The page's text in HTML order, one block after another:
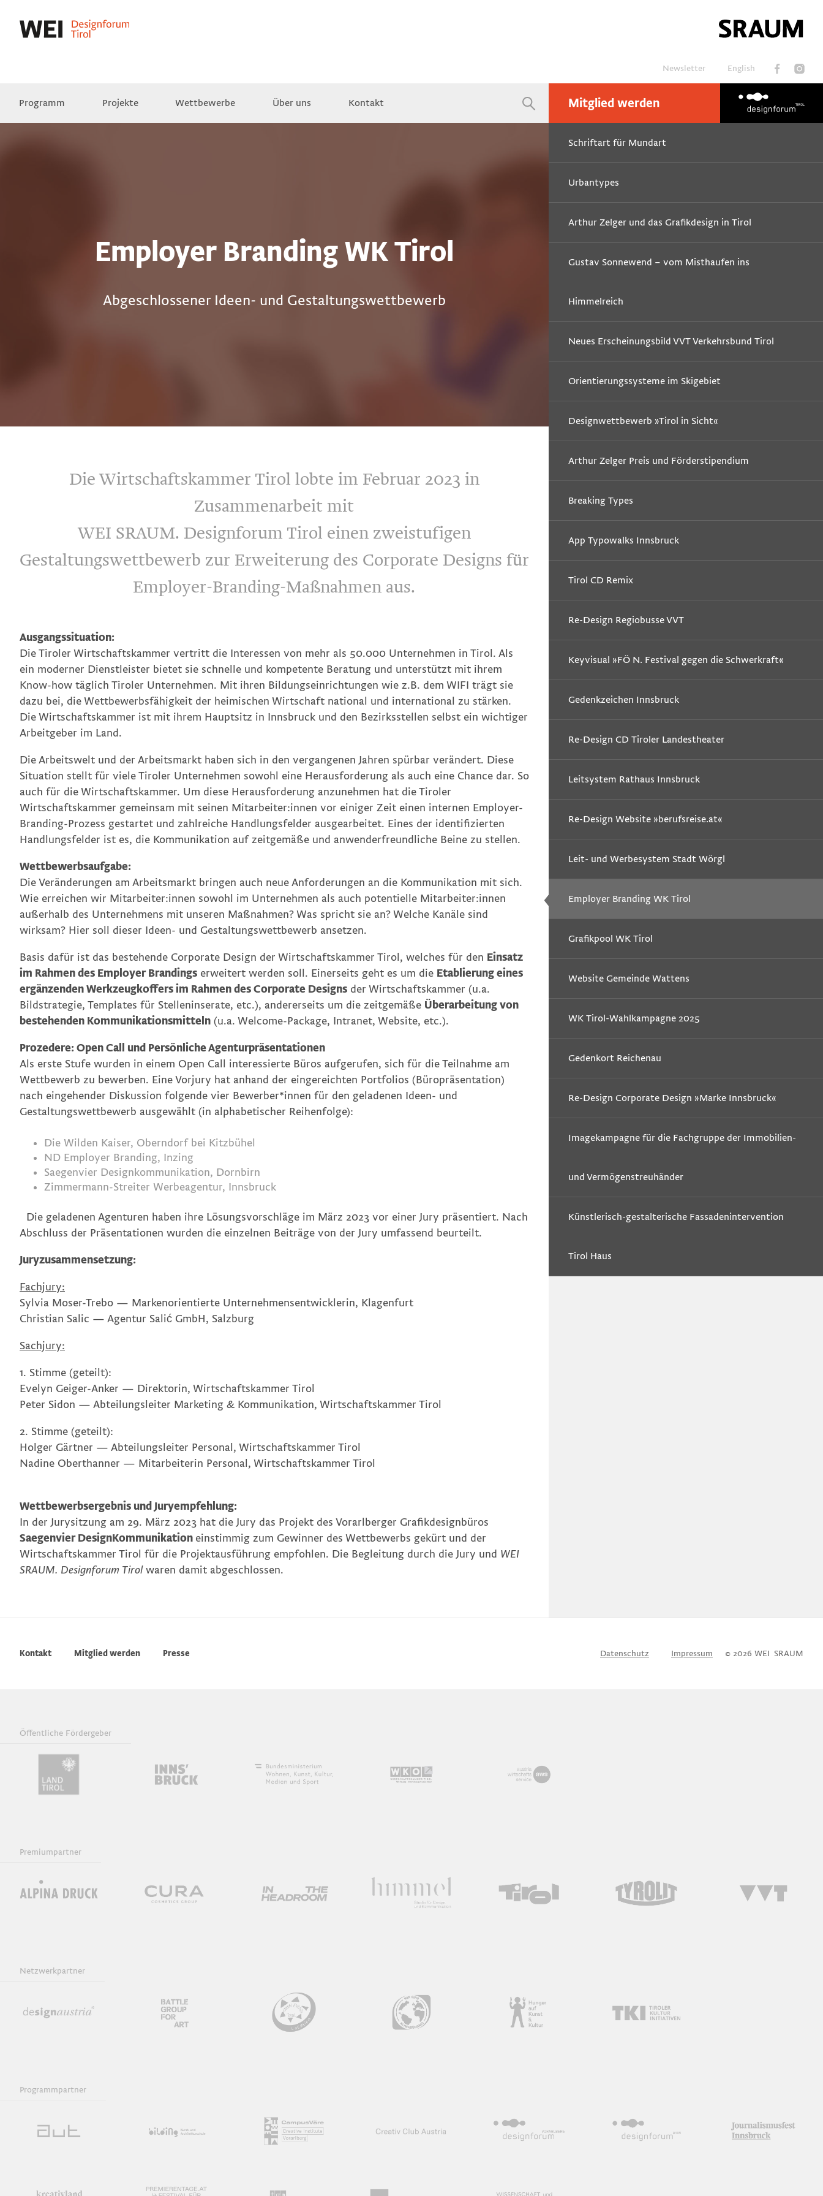
Newsletter English
Programm Projekte Wettbewerbe Über uns Kontakt Mitglied werden
Schriftart für Mundart
Urbantypes
Arthur Zelger und das Grafikdesign in Tirol
Gustav Sonnewend – vom Misthaufen ins
Himmelreich
Neues Erscheinungsbild VVT Verkehrsbund Tirol
Orientierungssysteme im Skigebiet
Designwettbewerb »Tirol in Sicht«
Arthur Zelger Preis und Förderstipendium
Breaking Types
App Typowalks Innsbruck
Tirol CD Remix
Re-Design Regiobusse VVT
Keyvisual »FÖ N. Festival gegen die Schwerkraft«
Gedenkzeichen Innsbruck
Re-Design CD Tiroler Landestheater
Leitsystem Rathaus Innsbruck
Re-Design Website »berufsreise.at«
Leit- und Werbesystem Stadt Wörgl
Employer Branding WK Tirol
Grafikpool WK Tirol
Website Gemeinde Wattens
WK Tirol-Wahlkampagne 2025
Gedenkort Reichenau
Re-Design Corporate Design »Marke Innsbruck«
Imagekampagne für die Fachgruppe der Immobilien-
und Vermögenstreuhänder
Künstlerisch-gestalterische Fassadenintervention
Tirol Haus
Employer Branding WK Tirol
Abgeschlossener Ideen- und Gestaltungswettbewerb
Die Wirtschaftskammer Tirol lobte im Februar 2023 in
Zusammenarbeit mit
WEI SRAUM. Designforum Tirol einen zweistufigen
Gestaltungswettbewerb zur Erweiterung des Corporate Designs für
Employer-Branding-Maßnahmen aus.
Ausgangssituation:
Die Tiroler Wirtschaftskammer vertritt die Interessen von mehr als 50.000 Unternehmen in Tirol. Als
ein moderner Dienstleister bietet sie schnelle und kompetente Beratung und unterstützt mit ihrem
Know-how täglich Tiroler Unternehmen. Mit ihren Bildungseinrichtungen wie z.B. dem WIFI trägt sie
dazu bei, die Wettbewerbsfähigkeit der heimischen Wirtschaft national und international zu stärken.
Die Wirtschaftskammer ist mit ihrem Hauptsitz in Innsbruck und den Bezirksstellen selbst ein wichtiger
Arbeitgeber im Land.
Die Arbeitswelt und der Arbeitsmarkt haben sich in den vergangenen Jahren spürbar verändert. Diese
Situation stellt für viele Tiroler Unternehmen sowohl eine Herausforderung als auch eine Chance dar. So
auch für die Wirtschaftskammer. Um diese Herausforderung anzunehmen hat die Tiroler
Wirtschaftskammer gemeinsam mit seinen Mitarbeiter:innen vor einiger Zeit einen internen Employer-
Branding-Prozess gestartet und zahlreiche Handlungsfelder ausgearbeitet. Eines der identifizierten
Handlungsfelder ist es, die Kommunikation auf zeitgemäße und anwenderfreundliche Beine zu stellen.
Wettbewerbsaufgabe:
Die Veränderungen am Arbeitsmarkt bringen auch neue Anforderungen an die Kommunikation mit sich.
Wie erreichen wir Mitarbeiter:innen sowohl im Unternehmen als auch potentielle Mitarbeiter:innen
außerhalb des Unternehmens mit unseren Maßnahmen? Was spricht sie an? Welche Kanäle sind
wirksam? Hier soll dieser Ideen- und Gestaltungswettbewerb ansetzen.
Basis dafür ist das bestehende Corporate Design der Wirtschaftskammer Tirol, welches für den Einsatz
im Rahmen des Employer Brandingserweitert werden soll. Einerseits geht es um die Etablierung eines
ergänzenden Werkzeugkoffers im Rahmen des Corporate Designsder Wirtschaftskammer (u.a.
Bildstrategie, Templates für Stelleninserate, etc.), andererseits um die zeitgemäße Überarbeitung von
bestehenden Kommunikationsmitteln(u.a. Welcome-Package, Intranet, Website, etc.).
Prozedere: Open Call und Persönliche Agenturpräsentationen
Als erste Stufe wurden in einem Open Call interessierte Büros aufgerufen, sich für die Teilnahme am
Wettbewerb zu bewerben. Eine Vorjury hat anhand der eingereichten Portfolios (Büropräsentation)
nach eingehender Diskussion folgende vier Bewerber*innen für den geladenen Ideen- und
Gestaltungswettbewerb ausgewählt (in alphabetischer Reihenfolge):
Die Wilden Kaiser, Oberndorf bei Kitzbühel
ND Employer Branding, Inzing
Saegenvier Designkommunikation, Dornbirn
Zimmermann-Streiter Werbeagentur, Innsbruck
Die geladenen Agenturen haben ihre Lösungsvorschläge im März 2023 vor einer Jury präsentiert. Nach
Abschluss der Präsentationen wurden die einzelnen Beiträge von der Jury umfassend beurteilt.
Juryzusammensetzung:
Fachjury:
Sylvia Moser-Trebo— Markenorientierte Unternehmensentwicklerin, Klagenfurt
Christian Salic — Agentur Salić GmbH, Salzburg
Sachjury:
1. Stimme (geteilt):
Evelyn Geiger-Anker — Direktorin, Wirtschaftskammer Tirol
Peter Sidon — Abteilungsleiter Marketing & Kommunikation, Wirtschaftskammer Tirol
2. Stimme (geteilt):
Holger Gärtner — Abteilungsleiter Personal, Wirtschaftskammer Tirol
Nadine Oberthanner — Mitarbeiterin Personal, Wirtschaftskammer Tirol
Wettbewerbsergebnis und Juryempfehlung:
In der Jurysitzung am 29. März 2023 hat die Jury das Projekt des Vorarlberger Grafikdesignbüros
Saegenvier DesignKommunikation einstimmig zum Gewinner des Wettbewerbs gekürt und der
Wirtschaftskammer Tirol für die Projektausführung empfohlen. Die Begleitung durch die Jury und WEI
SRAUM. Designforum Tirolwaren damit abgeschlossen.
Kontakt Mitglied werden Presse Datenschutz Impressum © 2026 WEI SRAUM
Öffentliche Fördergeber
Premiumpartner
Netzwerkpartner
Programmpartner